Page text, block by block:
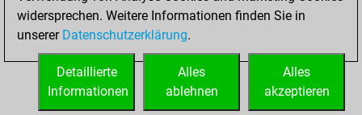
STARTSEITE
widersprechen. Weitere Informationen finden Sie in
unserer Datenschutzerklärung.
Alles
akzeptieren
Alles
ablehnen
Detaillierte
Informationen